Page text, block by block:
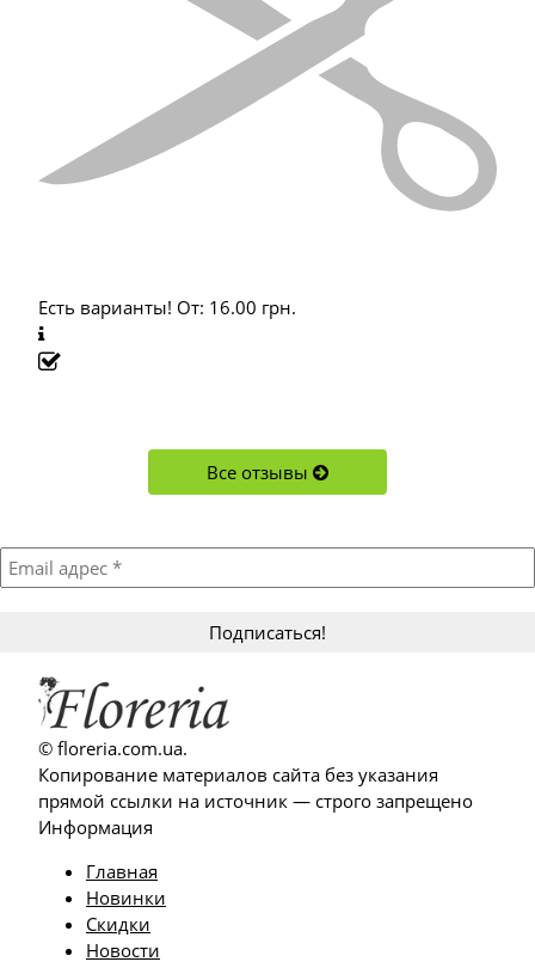
Есть варианты! От: 16.00 грн.
Все отзывы
© floreria.com.ua.
Копирование материалов сайта без указания
прямой ссылки на источник — строго запрещено
Информация
Главная
Новинки
Скидки
Новости